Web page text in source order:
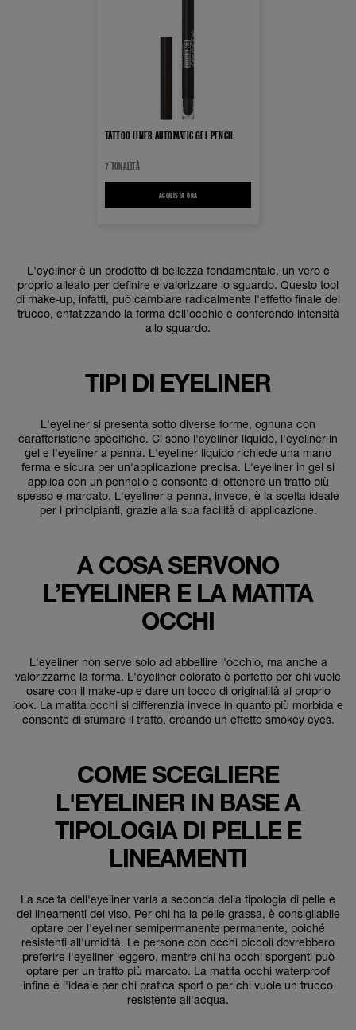
TATTOO LINER AUTOMATIC GEL PENCIL
7 TONALITÀ
ACQUISTA ORA
L'eyeliner è un prodotto di bellezza fondamentale, un vero e
proprio alleato per definire e valorizzare lo sguardo. Questo tool
di make-up, infatti, può cambiare radicalmente l'effetto finale del
trucco, enfatizzando la forma dell'occhio e conferendo intensità
allo sguardo.
TIPI DI EYELINER
L'eyeliner si presenta sotto diverse forme, ognuna con
caratteristiche specifiche. Ci sono l'eyeliner liquido, l'eyeliner in
gel e l'eyeliner a penna. L'eyeliner liquido richiede una mano
ferma e sicura per un'applicazione precisa. L'eyeliner in gel si
applica con un pennello e consente di ottenere un tratto più
spesso e marcato. L'eyeliner a penna, invece, è la scelta ideale
per i principianti, grazie alla sua facilità di applicazione.
A COSA SERVONO
L’EYELINER E LA MATITA
OCCHI
L'eyeliner non serve solo ad abbellire l'occhio, ma anche a
valorizzarne la forma. L'eyeliner colorato è perfetto per chi vuole
osare con il make-up e dare un tocco di originalità al proprio
look. La matita occhi si differenzia invece in quanto più morbida e
consente di sfumare il tratto, creando un effetto smokey eyes.
COME SCEGLIERE
L'EYELINER IN BASE A
TIPOLOGIA DI PELLE E
LINEAMENTI
La scelta dell'eyeliner varia a seconda della tipologia di pelle e
dei lineamenti del viso. Per chi ha la pelle grassa, è consigliabile
optare per l'eyeliner semipermanente permanente, poiché
resistenti all'umidità. Le persone con occhi piccoli dovrebbero
preferire l'eyeliner leggero, mentre chi ha occhi sporgenti può
optare per un tratto più marcato. La matita occhi waterproof
infine è l'ideale per chi pratica sport o per chi vuole un trucco
resistente all'acqua.